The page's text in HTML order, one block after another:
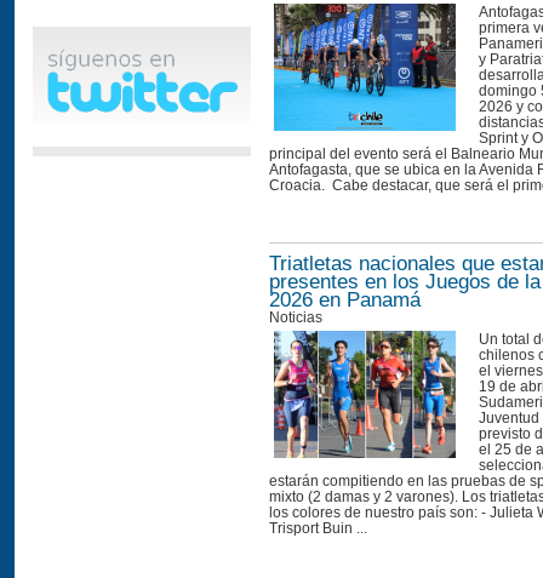
primera
y
domingo
2026 y
Sprint y
principal del evento será el Balneario
Antofagasta, que se ubica en la Avenida
Croacia. Cabe destacar, que será el
Triatletas nacionales que
presentes en los Juegos de
2026 en Panamá
Noticias
Un total
chilenos
el
19 de
Juventud
previsto
el 25 de
estarán compitiendo en las pruebas de
mixto (2 damas y 2 varones). Los
los colores de nuestro país son: - Julieta
Trisport Buin ...